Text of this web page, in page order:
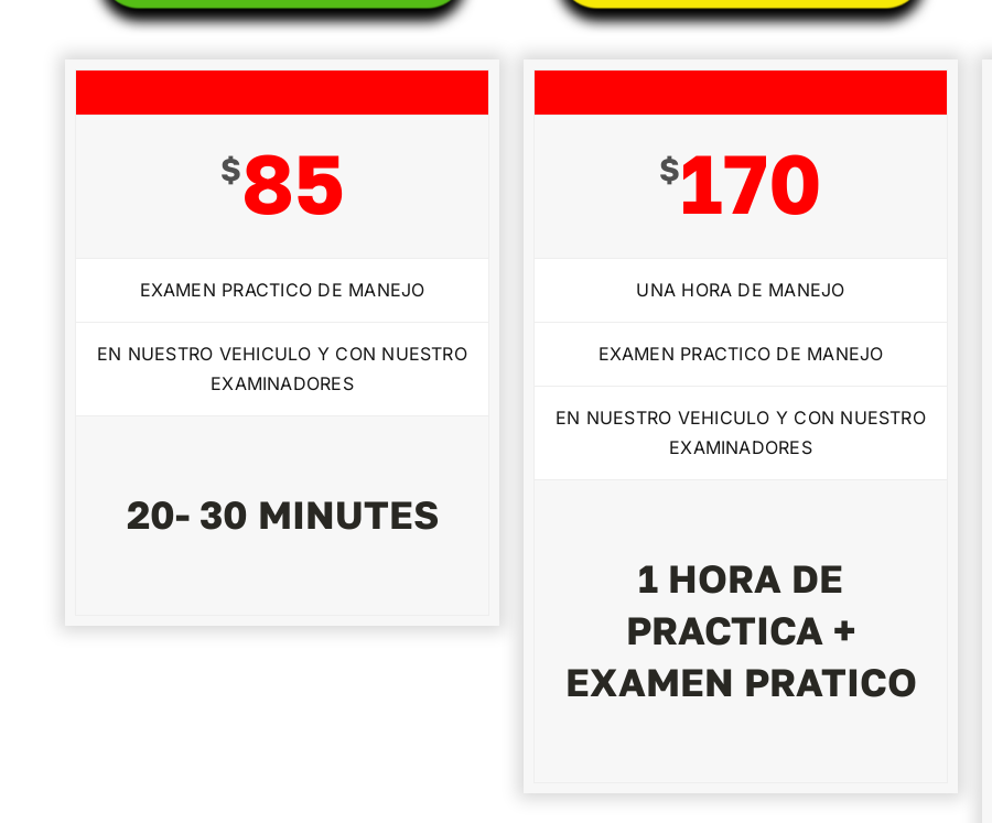
$85
EXAMEN PRACTICO DE MANEJO
EN NUESTRO VEHICULO Y CON NUESTRO
EXAMINADORES
20- 30 MINUTES
$170
UNA HORA DE MANEJO
EXAMEN PRACTICO DE MANEJO
EN NUESTRO VEHICULO Y CON NUESTRO
EXAMINADORES
1 HORA DE
PRACTICA +
EXAMEN PRATICO